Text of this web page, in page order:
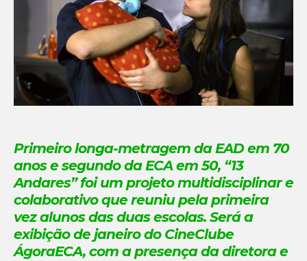
Primeiro longa-metragem da EAD em 70
anos e segundo da ECA em 50, “13
Andares” foi um projeto multidisciplinar e
colaborativo que reuniu pela primeira
vez alunos das duas escolas. Será a
exibição de janeiro do CineClube
ÁgoraECA, com a presença da diretora e